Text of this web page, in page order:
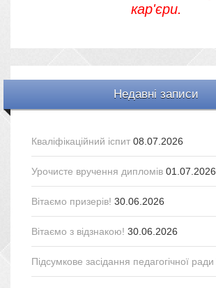
кар'єри.
Недавні записи
Кваліфікаційний іспит 08.07.2026
Урочисте вручення дипломів 01.07.2026
Вітаємо призерів! 30.06.2026
Вітаємо з відзнакою! 30.06.2026
Підсумкове засідання педагогічної ради